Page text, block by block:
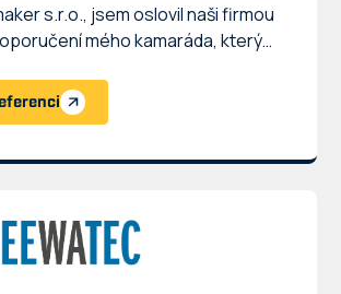
s.r.o., jsem oslovil naši firmou
mého kamaráda, který
a montuje konstrukce
pro stavebnictví. Firma je